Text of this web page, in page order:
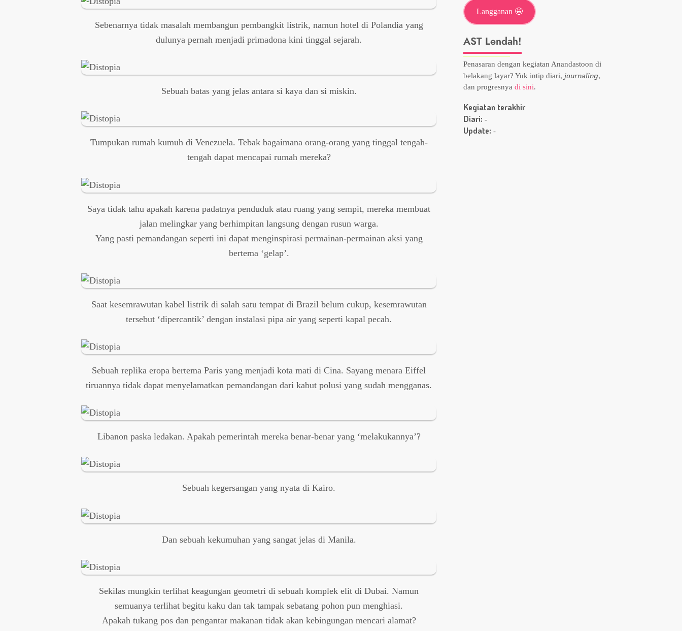
Sebenarnya tidak masalah membangun pembangkit listrik, namun hotel di Polandia yang
dulunya pernah menjadi primadona kini tinggal sejarah.
Sebuah batas yang jelas antara si kaya dan si miskin.
Tumpukan rumah kumuh di Venezuela. Tebak bagaimana orang-orang yang tinggal tengah-
tengah dapat mencapai rumah mereka?
Saya tidak tahu apakah karena padatnya penduduk atau ruang yang sempit, mereka membuat
jalan melingkar yang berhimpitan langsung dengan rusun warga.
Yang pasti pemandangan seperti ini dapat menginspirasi permainan-permainan aksi yang
bertema ‘gelap’.
Saat kesemrawutan kabel listrik di salah satu tempat di Brazil belum cukup, kesemrawutan
tersebut ‘dipercantik’ dengan instalasi pipa air yang seperti kapal pecah.
Sebuah replika eropa bertema Paris yang menjadi kota mati di Cina. Sayang menara Eiffel
tiruannya tidak dapat menyelamatkan pemandangan dari kabut polusi yang sudah mengganas.
Libanon paska ledakan. Apakah pemerintah mereka benar-benar yang ‘melakukannya’?
Sebuah kegersangan yang nyata di Kairo.
Dan sebuah kekumuhan yang sangat jelas di Manila.
Sekilas mungkin terlihat keagungan geometri di sebuah komplek elit di Dubai. Namun
semuanya terlihat begitu kaku dan tak tampak sebatang pohon pun menghiasi.
Apakah tukang pos dan pengantar makanan tidak akan kebingungan mencari alamat?
AST Lendah!
Penasaran dengan kegiatan Anandastoon di
belakang layar? Yuk intip diari, journaling,
dan progresnyadi sini.
Kegiatan terakhir
Diari:-
Update:-